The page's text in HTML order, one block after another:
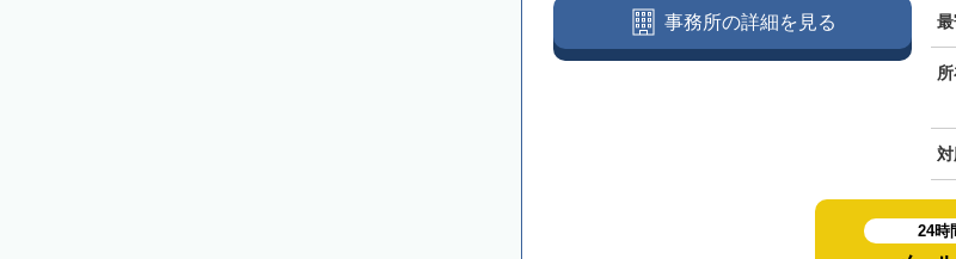
事務所の詳細を見る
24時